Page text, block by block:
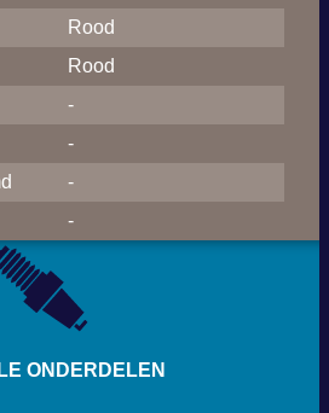
Rood
Rood
-
-
-
-
ONDERDELEN